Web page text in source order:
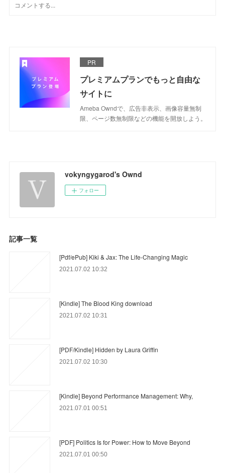
PR
プレミアムプランでもっと自由な
サイトに
Ameba Owndで、広告非表示、画像容量無制
限、ページ数無制限などの機能を開放しよう。
vokyngygarod's Ownd
フォロー
記事一覧
[Pdf/ePub] Kiki & Jax: The Life-Changing Magic
2021.07.02 10:32
[Kindle] The Blood King download
2021.07.02 10:31
[PDF/Kindle] Hidden by Laura Griffin
2021.07.02 10:30
[Kindle] Beyond Performance Management: Why,
2021.07.01 00:51
[PDF] Politics Is for Power: How to Move Beyond
2021.07.01 00:50